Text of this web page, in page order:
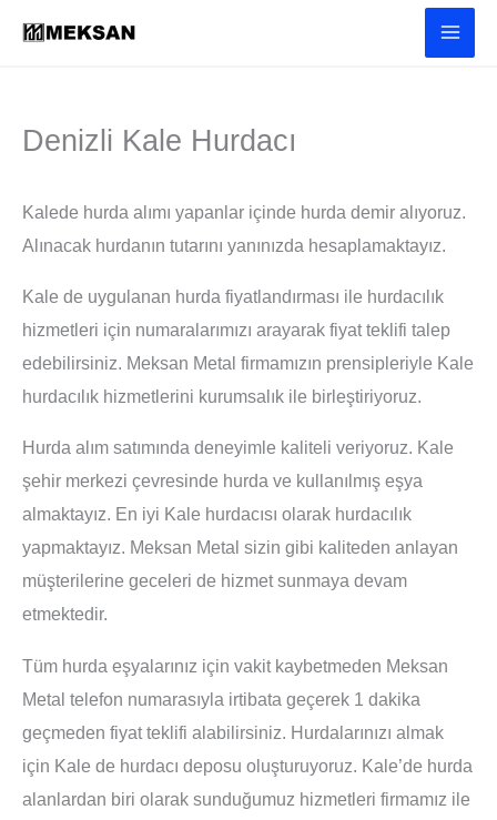
atla
Denizli Kale Hurdacı
Kalede hurda alımı yapanlar içinde hurda demir alıyoruz.
Alınacak hurdanın tutarını yanınızda hesaplamaktayız.
Kale de uygulanan hurda fiyatlandırması ile hurdacılık
hizmetleri için numaralarımızı arayarak fiyat teklifi talep
edebilirsiniz. Meksan Metal firmamızın prensipleriyle Kale
hurdacılık hizmetlerini kurumsalık ile birleştiriyoruz.
Hurda alım satımında deneyimle kaliteli veriyoruz. Kale
şehir merkezi çevresinde hurda ve kullanılmış eşya
almaktayız. En iyi Kale hurdacısı olarak hurdacılık
yapmaktayız. Meksan Metal sizin gibi kaliteden anlayan
müşterilerine geceleri de hizmet sunmaya devam
etmektedir.
Tüm hurda eşyalarınız için vakit kaybetmeden Meksan
Metal telefon numarasıyla irtibata geçerek 1 dakika
geçmeden fiyat teklifi alabilirsiniz. Hurdalarınızı almak
için Kale de hurdacı deposu oluşturuyoruz. Kale’de hurda
alanlardan biri olarak sunduğumuz hizmetleri firmamız ile